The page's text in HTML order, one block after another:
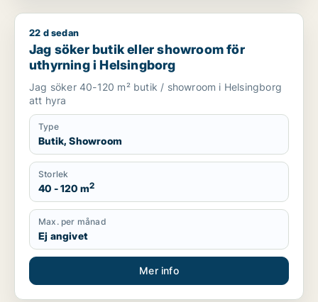
Jag söker butik eller showroom för uthyrning i Helsingborg
22 d sedan
Jag söker butik eller showroom för
uthyrning i Helsingborg
Jag söker 40-120 m² butik / showroom i Helsingborg
att hyra
Type
Butik, Showroom
Storlek
40 - 120 m2
Max. per månad
Ej angivet
Mer info